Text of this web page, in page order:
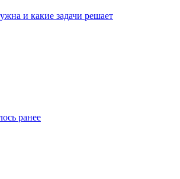
и какие задачи решает
ранее